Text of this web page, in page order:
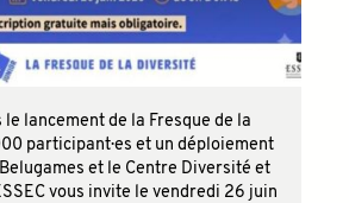
le lancement de la Fresque de la
participant·es et un déploiement
et le Centre Diversité et
vous invite le vendredi 26 juin